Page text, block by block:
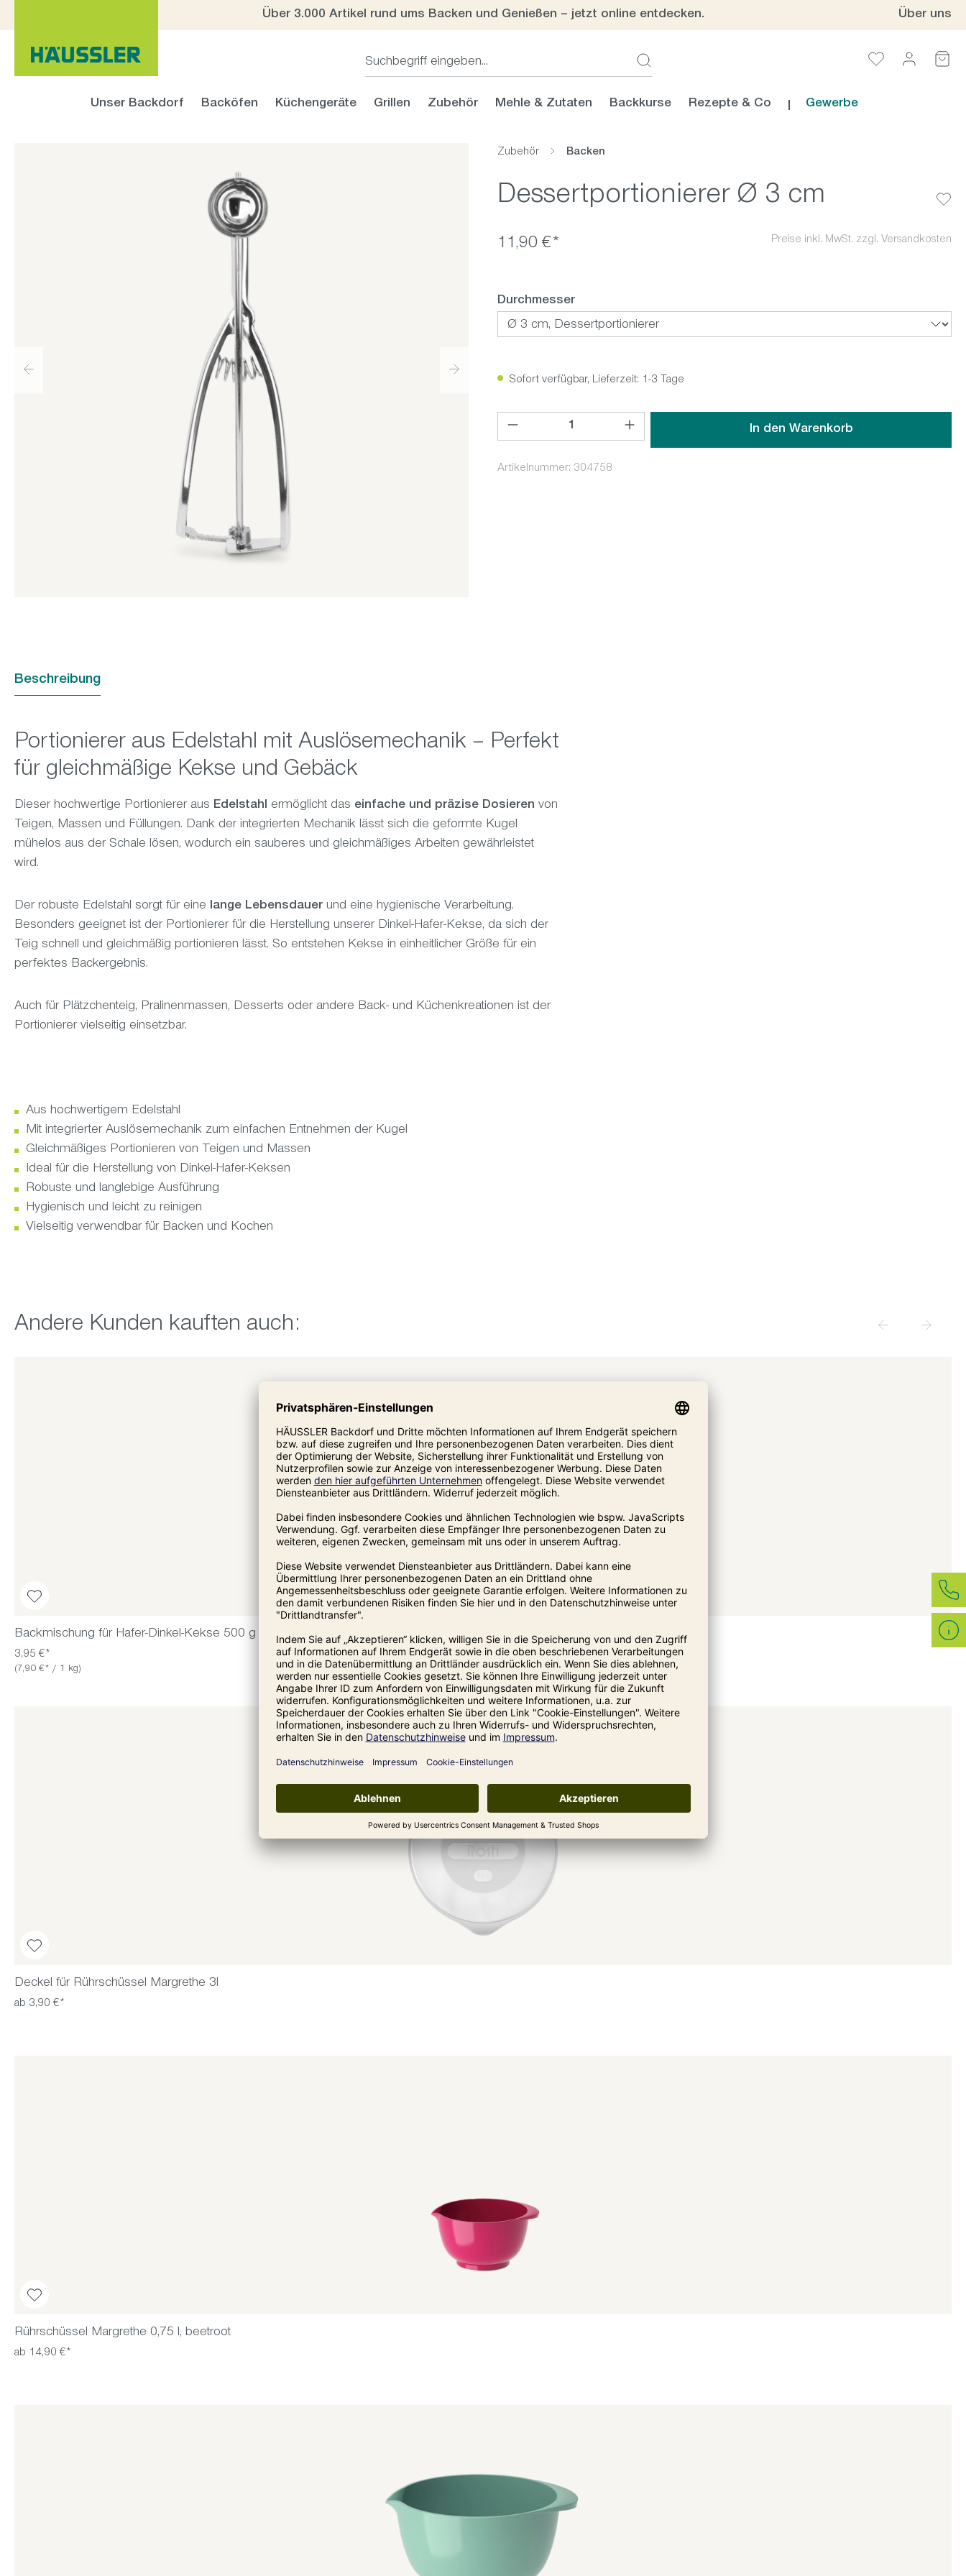
Über 3.000 Artikel rund ums Backen und Genießen – jetzt online entdecken. Über uns
Unser Backdorf Backöfen Küchengeräte Grillen Zubehör Mehle & Zutaten Backkurse Rezepte & Co Gewerbe
Zubehör Backen
Dessertportionierer Ø 3 cm
11,90 €* Preise inkl. MwSt. zzgl. Versandkosten
Durchmesserauswählen
Sofort verfügbar, Lieferzeit: 1-3 Tage
Produkt Anzahl: Gib den gewünschten Wert ein oder benutze die Schaltflächen um die
In den Warenkorb
Artikelnummer: 304758
Beschreibung
Portionierer aus Edelstahl mit Auslösemechanik – Perfekt
für gleichmäßige Kekse und Gebäck
Dieser hochwertige Portionierer aus Edelstahl ermöglicht das einfache und präzise Dosieren von
Teigen, Massen und Füllungen. Dank der integrierten Mechanik lässt sich die geformte Kugel
mühelos aus der Schale lösen, wodurch ein sauberes und gleichmäßiges Arbeiten gewährleistet
wird.
Der robuste Edelstahl sorgt für eine lange Lebensdauer und eine hygienische Verarbeitung.
Besonders geeignet ist der Portionierer für die Herstellung unserer Dinkel-Hafer-Kekse, da sich der
Teig schnell und gleichmäßig portionieren lässt. So entstehen Kekse in einheitlicher Größe für ein
perfektes Backergebnis.
Auch für Plätzchenteig, Pralinenmassen, Desserts oder andere Back- und Küchenkreationen ist der
Portionierer vielseitig einsetzbar.
Aus hochwertigem Edelstahl
Mit integrierter Auslösemechanik zum einfachen Entnehmen der Kugel
Gleichmäßiges Portionieren von Teigen und Massen
Ideal für die Herstellung von Dinkel-Hafer-Keksen
Robuste und langlebige Ausführung
Hygienisch und leicht zu reinigen
Vielseitig verwendbar für Backen und Kochen
Produktgalerie überspringen
Andere Kunden kauften auch:
Backmischung für Hafer-Dinkel-Kekse 500 g
3,95 €*
(7,90 €* / 1 kg)
Deckel für Rührschüssel Margrethe 3l
ab 3,90 €*
Rührschüssel Margrethe 0,75 l, beetroot
ab 14,90 €*